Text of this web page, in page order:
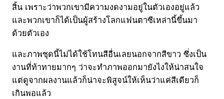
สิ้น เพราะว่าพวกเขามีความงดงามอยู่ในตัวเองอยู่แล้ว
และพวกเขาก็ได้เป็นผู้สร้างโลกแฟนตาซีเหล่านี้ขึ้นมา
ด้วยตัวเอง
และภาพชุดนี้ไม่ได้ใช้โทนสีอื่นเลยนอกจากสีขาว ซึ่งเป็น
งานที่ท้าทายมากๆ ว่าจะทำภาพออกมายังไงให้น่าสนใจ
แต่ดูจากผลงานแล้วก็น่าจะพิสูจน์ให้เห็นว่าแค่สีเดียวก็
เกินพอแล้ว